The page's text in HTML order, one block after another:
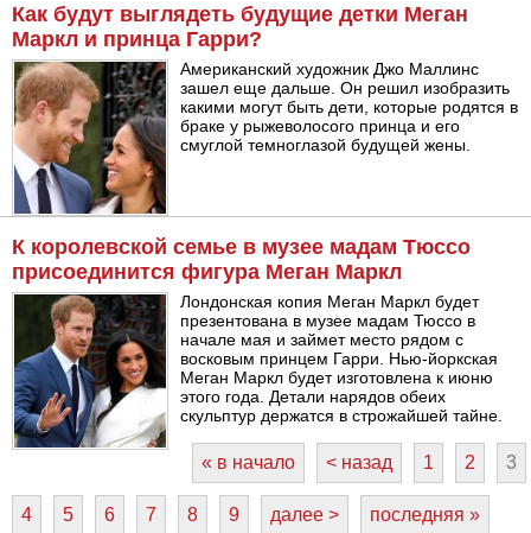
Как будут выглядеть будущие детки Меган
Маркл и принца Гарри?
Американский художник Джо Маллинс
зашел еще дальше. Он решил изобразить
какими могут быть дети, которые родятся в
браке у рыжеволосого принца и его
смуглой темноглазой будущей жены.
К королевской семье в музее мадам Тюссо
присоединится фигура Меган Маркл
Лондонская копия Меган Маркл будет
презентована в музее мадам Тюссо в
начале мая и займет место рядом с
восковым принцем Гарри. Нью-йоркская
Меган Маркл будет изготовлена к июню
этого года. Детали нарядов обеих
скульптур держатся в строжайшей тайне.
« в начало < назад 1 2 3
4 5 6 7 8 9 далее > последняя »